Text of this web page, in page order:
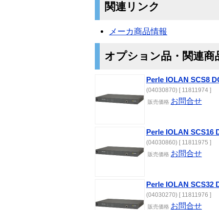
関連リンク
メーカ商品情報
オプション品・関連商
Perle IOLAN SCS8
(04030870) [ 11811974 ]
販売価格 お問合せ
Perle IOLAN SCS16
(04030860) [ 11811975 ]
販売価格 お問合せ
Perle IOLAN SCS32
(04030270) [ 11811976 ]
販売価格 お問合せ